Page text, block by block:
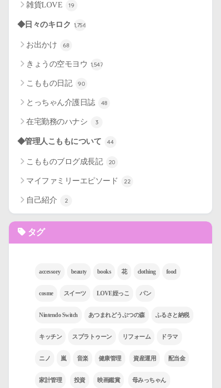
雑貨LOVE 19
◆日々のキロク 1,756
お出かけ 68
きょうの空モヨウ 1,547
こももの日記 90
とっちゃん介護日誌 48
在宅勤務のハナシ 3
◆管理人こももについて 44
こもものブログ成長記 20
マイファミリーエピソード 22
自己紹介 2
タグ
accessory beauty books 花 clothing food
cosme スイーツ LOVE姪っこ パン
Nintendo Switch あつまれどうぶつの森 ふるさと納税
キッチン スプラトゥーン リフォーム ドラマ
ニノ 嵐 音楽 健康管理 資産運用 配当金
家計管理 投資 映画鑑賞 母みっちゃん